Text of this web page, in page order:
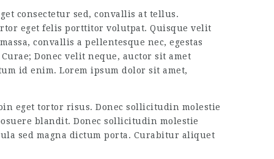
consectetur sed, convallis at tellus.
eget felis porttitor volutpat. Quisque velit
convallis a pellentesque nec, egestas
Donec velit neque, auctor sit amet
id enim. Lorem ipsum dolor sit amet,
eget tortor risus. Donec sollicitudin molestie
blandit. Donec sollicitudin molestie
sed magna dictum porta. Curabitur aliquet